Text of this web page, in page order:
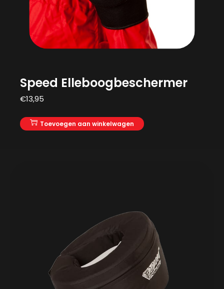
Speed Elleboogbeschermer
€13,95
Toevoegen aan winkelwagen